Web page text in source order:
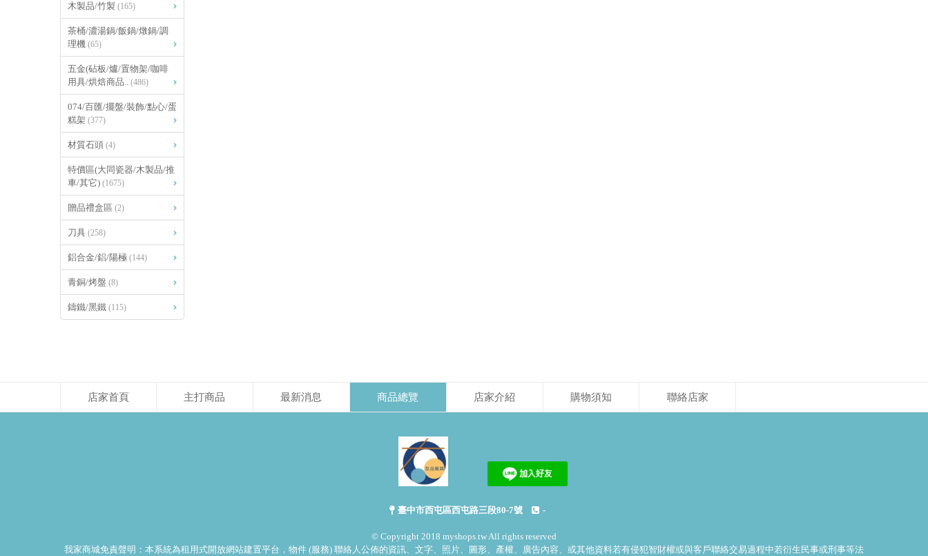
木製品/竹製 (165)
茶桶/濃湯鍋/飯鍋/燉鍋/調
理機 (65)
五金(砧板/爐/置物架/咖啡
用具/烘焙商品.. (486)
074/百匯/擺盤/裝飾/點心/蛋
糕架 (377)
材質石頭 (4)
特價區(大同瓷器/木製品/推
車/其它) (1675)
贈品禮盒區 (2)
刀具 (258)
鋁合金/鋁/陽極 (144)
青銅/烤盤 (8)
鑄鐵/黑鐵 (115)
店家首頁 主打商品 最新消息 商品總覽 店家介紹 購物須知 聯絡店家
臺中市西屯區西屯路三段80-7號 -
© Copyright 2018 myshops.tw All rights reserved
我家商城免責聲明：本系統為租用式開放網站建置平台，物件 (服務) 聯絡人公佈的資訊、文字、照片、圖形、產權、廣告內容、或其他資料若有侵犯智財權或與客戶聯絡交易過程中若衍生民事或刑事等法